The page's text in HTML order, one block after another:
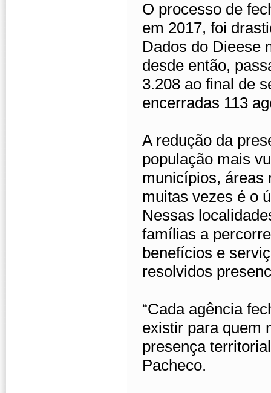
O processo de
em 2017, foi
Dados do Dieese
desde então,
3.208 ao final de
encerradas 113
A redução da
população mais
municípios, áreas
muitas vezes é o
Nessas
famílias a
benefícios e
resolvidos
“Cada agência
existir para quem
presença
Pacheco.